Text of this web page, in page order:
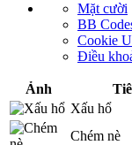
Mặt cười
BB
Cookie
Điều
Ảnh
Xấu hổ
Chém nè